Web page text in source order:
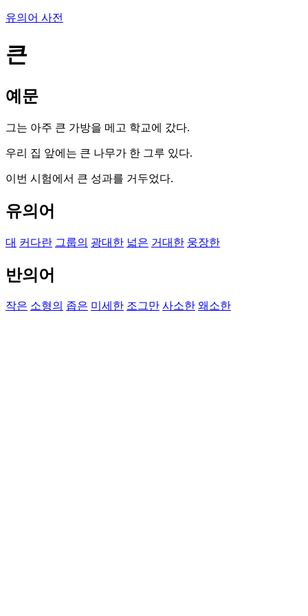
유의어 사전
큰
예문
그는 아주 큰 가방을 메고 학교에 갔다.
우리 집 앞에는 큰 나무가 한 그루 있다.
이번 시험에서 큰 성과를 거두었다.
유의어
대 커다란 그룹의 광대한 넓은 거대한 웅장한
반의어
작은 소형의 좁은 미세한 조그만 사소한 왜소한